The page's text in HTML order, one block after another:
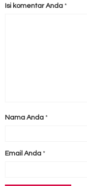
Isi komentar Anda *
Nama Anda *
Email Anda *